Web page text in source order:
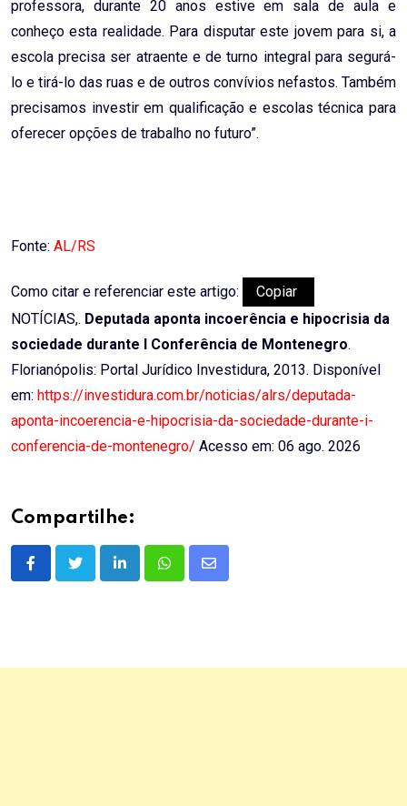
professora, durante 20 anos estive em sala de aula e
conheço esta realidade. Para disputar este jovem para si, a
escola precisa ser atraente e de turno integral para segurá-
lo e tirá-lo das ruas e de outros convívios nefastos. Também
precisamos investir em qualificação e escolas técnica para
oferecer opções de trabalho no futuro”.
Fonte: AL/RS
Como citar e referenciar este artigo:
Copiar
NOTÍCIAS,. Deputada aponta incoerência e hipocrisia da
sociedade durante I Conferência de Montenegro.
Florianópolis: Portal Jurídico Investidura, 2013. Disponível
em: https://investidura.com.br/noticias/alrs/deputada-
aponta-incoerencia-e-hipocrisia-da-sociedade-durante-i-
conferencia-de-montenegro/ Acesso em: 06 ago. 2026
Compartilhe:
LinkedInWhatsappShare